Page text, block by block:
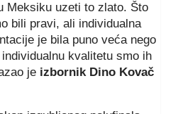
Meksiku uzeti to zlato. Što
bili pravi, ali individualna
je bila puno veća nego
kvalitetu smo ih
je izbornik Dino Kovač